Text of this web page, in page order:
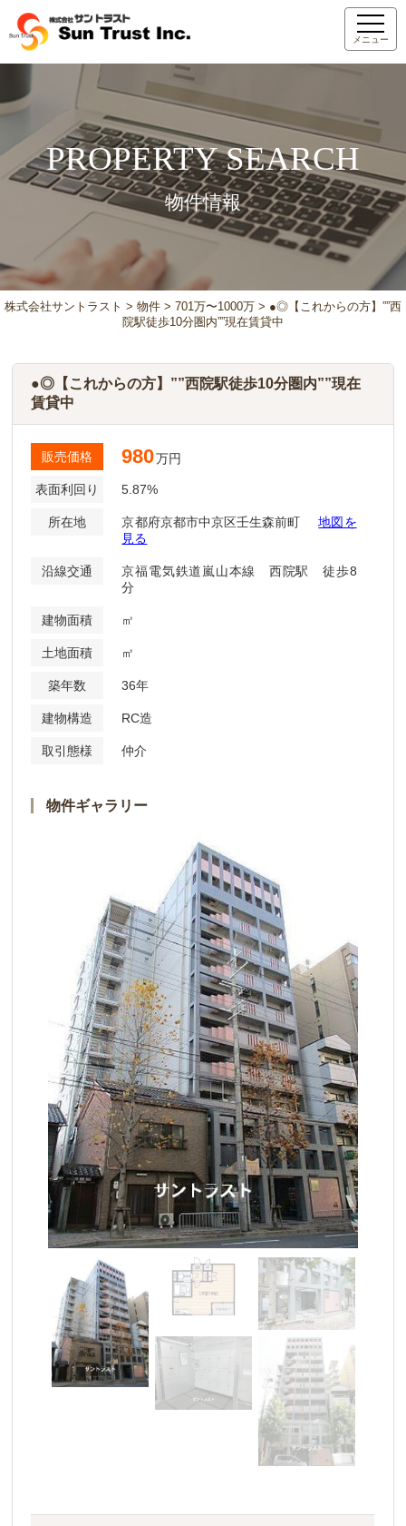
メニュー
PROPERTY SEARCH
物件情報
株式会社サントラスト > 物件 > 701万〜1000万 > ●◎【これからの方】””西
院駅徒歩10分圏内””現在賃貸中
●◎【これからの方】””西院駅徒歩10分圏内””現在
賃貸中
販売価格 980万円
表面利回り 5.87%
所在地 京都府京都市中京区壬生森前町
地図を
見る
沿線交通
京福電気鉄道嵐山本線 西院駅 徒歩8
分
建物面積 ㎡
土地面積 ㎡
築年数 36年
建物構造 RC造
取引態様 仲介
物件ギャラリー